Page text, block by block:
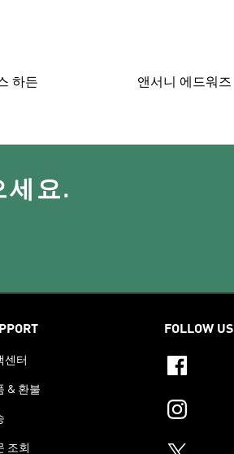
하든 앤서니 에드워즈
세요.
센터
& 환불
조회
FOLLOW US